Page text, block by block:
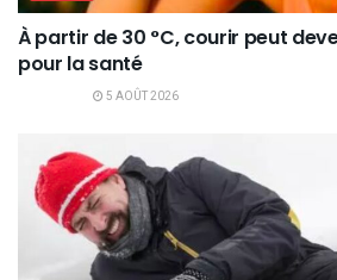
À partir de 30 °C, courir peut
pour la santé
5 AOÛT 2026